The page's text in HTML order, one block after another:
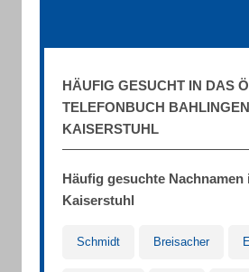
HÄUFIG GESUCHT IN DAS
TELEFONBUCH
KAISERSTUHL
Häufig gesuchte
Kaiserstuhl
Schmidt Breisacher